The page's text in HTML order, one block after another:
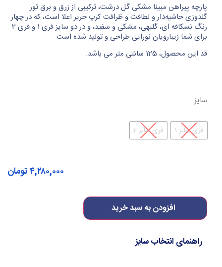
پارچه پیراهن مبینا مشکی گل درشت، ترکیبی از زرق و برق تور
گلدوزی حاشیه‌دار و لطافت و ظرافت کرپ حریر اعلا است، که در چهار
رنگ نسکافه ای، گلبهی، مشکی و سفید، و در دو سایز فری 1 و فری 2
برای شما زیبارویان نورایی طراحی و تولید شده است.
قد این محصول، 125 سانتی متر می باشد.
سایز
فری سایز 1 فری سایز 2
افزودن به سبد خرید
۴,۲۸۰,۰۰۰تومان
راهنمای انتخاب سایز